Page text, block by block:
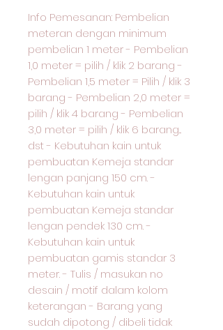
Info Pemesanan: Pembelian
meteran dengan minimum
pembelian 1 meter - Pembelian
1,0 meter = pilih / klik 2 barang -
Pembelian 1,5 meter = Pilih / klik 3
barang - Pembelian 2,0 meter =
pilih / klik 4 barang - Pembelian
3,0 meter = pilih / klik 6 barang...
dst - Kebutuhan kain untuk
pembuatan Kemeja standar
lengan panjang 150 cm. -
Kebutuhan kain untuk
pembuatan Kemeja standar
lengan pendek 130 cm. -
Kebutuhan kain untuk
pembuatan gamis standar 3
meter. - Tulis / masukan no
desain / motif dalam kolom
keterangan - Barang yang
sudah dipotong / dibeli tidak